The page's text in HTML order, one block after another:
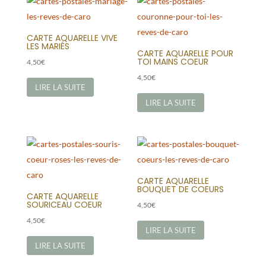
CARTE AQUARELLE VIVE
LES MARIÉS
4,50€
LIRE LA SUITE
CARTE AQUARELLE POUR
TOI MAINS COEUR
4,50€
LIRE LA SUITE
CARTE AQUARELLE
SOURICEAU COEUR
4,50€
LIRE LA SUITE
CARTE AQUARELLE
BOUQUET DE COEURS
4,50€
LIRE LA SUITE